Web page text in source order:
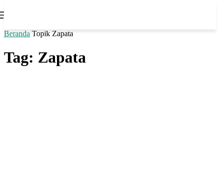
Beranda Topik Zapata
Tag: Zapata